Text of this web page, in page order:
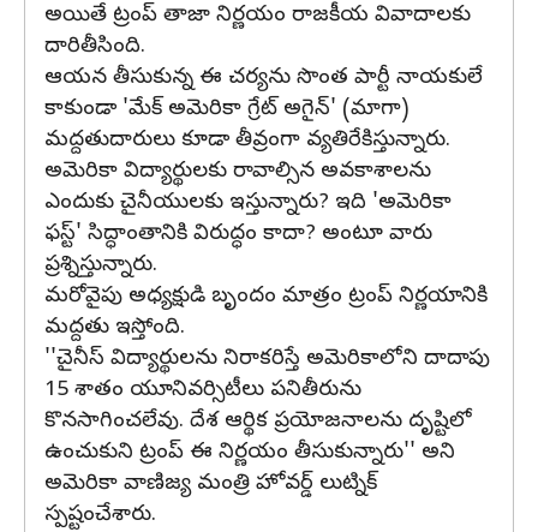
అయితే ట్రంప్‌ తాజా నిర్ణయం రాజకీయ వివాదాలకు
దారితీసింది.
ఆయన తీసుకున్న ఈ చర్యను సొంత పార్టీ నాయకులే
కాకుండా 'మేక్‌ అమెరికా గ్రేట్‌ అగైన్‌' (మాగా)
మద్దతుదారులు కూడా తీవ్రంగా వ్యతిరేకిస్తున్నారు.
అమెరికా విద్యార్థులకు రావాల్సిన అవకాశాలను
ఎందుకు చైనీయులకు ఇస్తున్నారు? ఇది 'అమెరికా
ఫస్ట్‌' సిద్ధాంతానికి విరుద్ధం కాదా? అంటూ వారు
ప్రశ్నిస్తున్నారు.
మరోవైపు అధ్యక్షుడి బృందం మాత్రం ట్రంప్‌ నిర్ణయానికి
మద్దతు ఇస్తోంది.
''చైనీస్‌ విద్యార్థులను నిరాకరిస్తే అమెరికాలోని దాదాపు
15 శాతం యూనివర్సిటీలు పనితీరును
కొనసాగించలేవు. దేశ ఆర్థిక ప్రయోజనాలను దృష్టిలో
ఉంచుకుని ట్రంప్‌ ఈ నిర్ణయం తీసుకున్నారు'' అని
అమెరికా వాణిజ్య మంత్రి హోవర్డ్‌ లుట్నిక్‌
స్పష్టంచేశారు.